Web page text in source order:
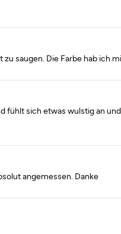
saugen. Die Farbe hab ich
fühlt sich etwas wulstig an
angemessen. Danke